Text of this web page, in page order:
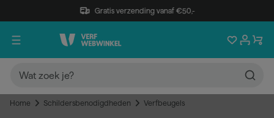
Gratis verzending vanaf €50,-
Home Schildersbenodigdheden Verfbeugels